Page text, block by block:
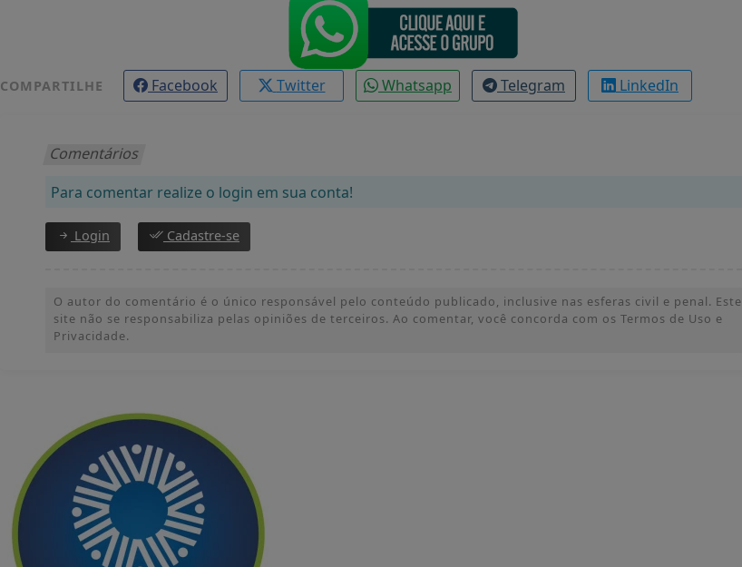
COMPARTILHE Facebook Twitter Whatsapp Telegram LinkedIn
Comentários
Para comentar realize o login em sua conta!
Login Cadastre-se
O autor do comentário é o único responsável pelo conteúdo publicado, inclusive nas esferas civil e penal. Este
site não se responsabiliza pelas opiniões de terceiros. Ao comentar, você concorda com os Termos de Uso e
Privacidade.